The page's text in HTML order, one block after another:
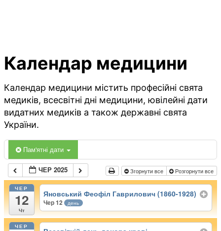
Календар медицини
Календар медицини містить професійні свята
медиків, всесвітні дні медицини, ювілейні дати
видатних медиків а також державні свята
України.
Пам'ятні дати
ЧЕР 2025 Згорнути все Розгорнути все
ЧЕР
12
Чт
Яновський Феофіл Гаврилович (1860-1928)
Чер 12 день
ЧЕР